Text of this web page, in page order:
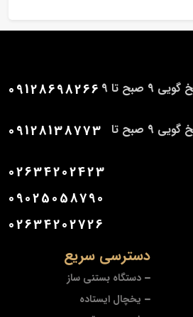
دسترسی سریع
دستگاه بستنی ساز
یخچال ایستاده
کارشناس فروش (پاسخ گویی 9 صبح تا 9 09128698266
کارشناس فروش (پاسخ گویی 9 صبح تا 09128138773
02634202423
09025058790
02634202726